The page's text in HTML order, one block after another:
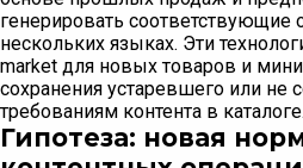
генерировать соответствующие
нескольких языках. Эти
market для новых товаров и
сохранения устаревшего или не
требованиям контента в каталоге.
Гипотеза: новая